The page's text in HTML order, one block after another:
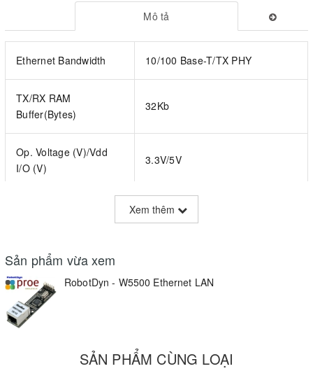
Mô tả
Ethernet Bandwidth 10/100 Base-T/TX PHY
TX/RX RAM
Buffer(Bytes)
32Kb
Op. Voltage (V)/Vdd
I/O (V)
3.3V/5V
1
Connections
8 independent sockets
Description:
Xem thêm
Sản phẩm vừa xem
RobotDyn - W5500 Ethernet LAN
SẢN PHẨM CÙNG LOẠI